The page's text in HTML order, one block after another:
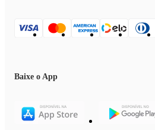
Baixe o App